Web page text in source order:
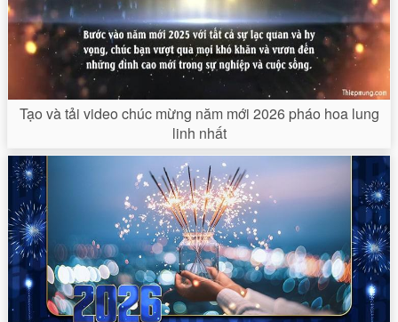
Tạo và tải video chúc mừng năm mới 2026 pháo hoa lung
linh nhất